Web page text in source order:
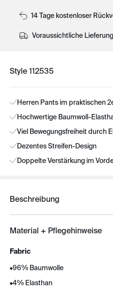
14 Tage kostenloser
Voraussichtliche
Style 112535
Herren Pants im praktischen
Hochwertige Baumwoll-
Viel Bewegungsfreiheit durch
Dezentes Streifen-Design
Doppelte Verstärkung im
Beschreibung
Material + Pflegehinweise
Fabric
•96% Baumwolle
•4% Elasthan